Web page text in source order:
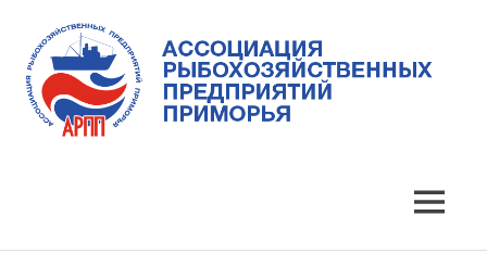
content
MENU